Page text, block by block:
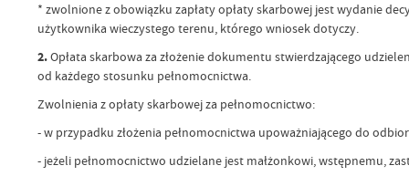
* zwolnione z obowiązku zapłaty opłaty skarbowej jest wydanie
użytkownika wieczystego terenu, którego wniosek dotyczy.
2.Opłata skarbowa za złożenie dokumentu stwierdzającego
od każdego stosunku pełnomocnictwa.
Zwolnienia z opłaty skarbowej za pełnomocnictwo:
- w przypadku złożenia pełnomocnictwa upoważniającego do
- jeżeli pełnomocnictwo udzielane jest małżonkowi, wstępnemu,